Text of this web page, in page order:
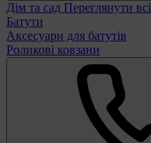
Дім та сад Переглянути всі
Батути
Аксесуари для батутів
Роликові ковзани